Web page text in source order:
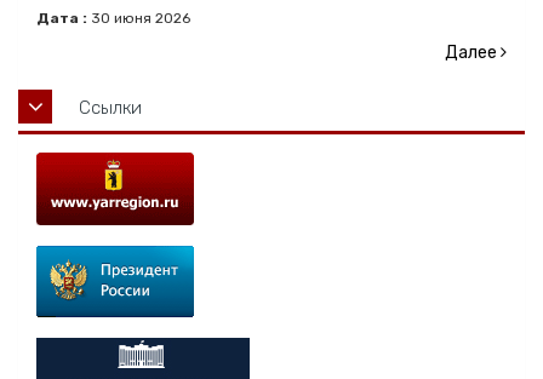
Дата : 30 июня 2026
Далее
Ссылки